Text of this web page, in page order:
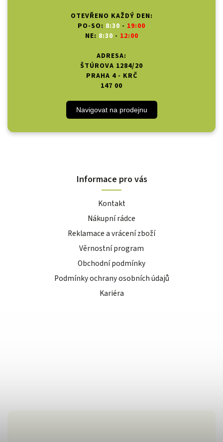
OTEVŘENO KAŽDÝ DEN:
PO-SO: 8:30 - 19:00
NE: 8:30 - 12:00
ADRESA:
ŠTÚROVA 1284/20
PRAHA 4 - KRČ
147 00
Navigovat na prodejnu
Informace pro vás
Kontakt
Nákupní rádce
Reklamace a vrácení zboží
Věrnostní program
Obchodní podmínky
Podmínky ochrany osobních údajů
Kariéra